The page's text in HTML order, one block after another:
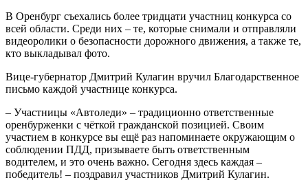
В Оренбург съехались более тридцати участниц конкурса со
всей области. Среди них – те, которые снимали и отправляли
видеоролики о безопасности дорожного движения, а также те,
кто выкладывал фото.
Вице-губернатор Дмитрий Кулагин вручил Благодарственное
письмо каждой участнице конкурса.
– Участницы «Автоледи» – традиционно ответственные
оренбурженки с чёткой гражданской позицией. Своим
участием в конкурсе вы ещё раз напоминаете окружающим о
соблюдении ПДД, призываете быть ответственным
водителем, и это очень важно. Сегодня здесь каждая –
победитель! – поздравил участников Дмитрий Кулагин.